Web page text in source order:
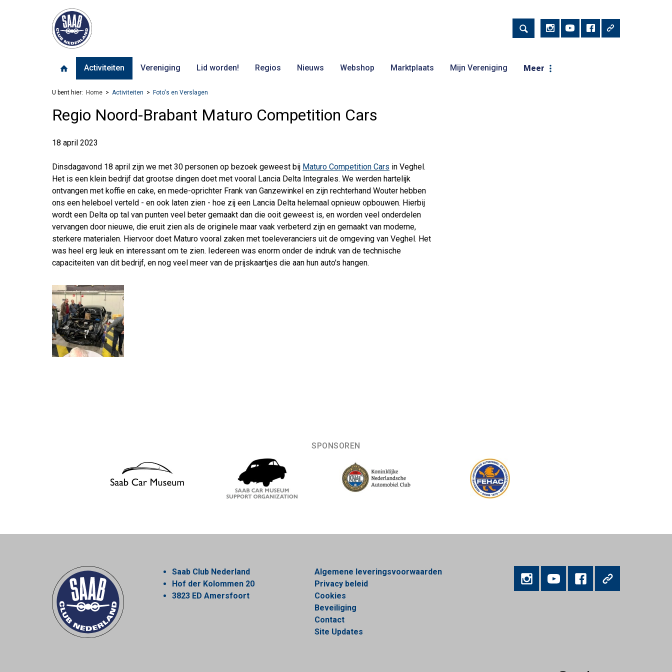
Activiteiten Vereniging Lid worden! Regios Nieuws Webshop Marktplaats Mijn Vereniging Meer
U bent hier: Home Activiteiten Foto's en Verslagen
Regio Noord-Brabant Maturo Competition Cars
18 april 2023
Dinsdagavond 18 april zijn we met 30 personen op bezoek geweest bij Maturo Competition Cars in Veghel.
Het is een klein bedrijf dat grootse dingen doet met vooral Lancia Delta Integrales. We werden hartelijk
ontvangen met koffie en cake, en mede-oprichter Frank van Ganzewinkel en zijn rechterhand Wouter hebben
ons een heleboel verteld - en ook laten zien - hoe zij een Lancia Delta helemaal opnieuw opbouwen. Hierbij
wordt een Delta op tal van punten veel beter gemaakt dan die ooit geweest is, en worden veel onderdelen
vervangen door nieuwe, die eruit zien als de originele maar vaak verbeterd zijn en gemaakt van moderne,
sterkere materialen. Hiervoor doet Maturo vooral zaken met toeleveranciers uit de omgeving van Veghel. Het
was heel erg leuk en interessant om te zien. Iedereen was enorm onder de indruk van de technische
capaciteiten van dit bedrijf, en nog veel meer van de prijskaartjes die aan hun auto's hangen.
SPONSOREN
Saab Club Nederland
Hof der Kolommen 20
3823 ED Amersfoort
Algemene leveringsvoorwaarden
Privacy beleid
Cookies
Beveiliging
Contact
Site Updates